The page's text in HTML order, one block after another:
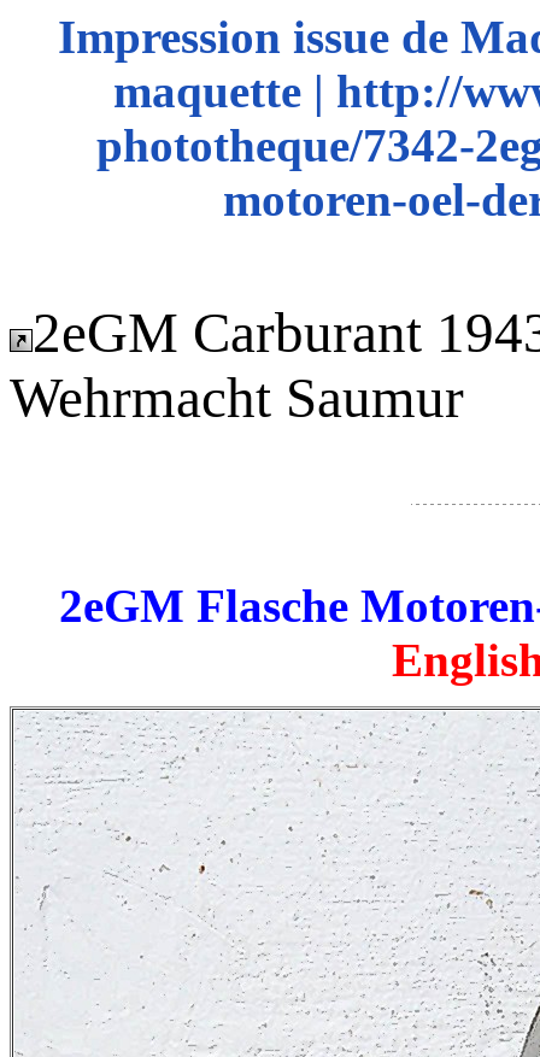
Impression issue de
maquette | http://
phototheque/7342-
motoren-oel-
2eGM Carburant
Wehrmacht Saumur
2eGM Flasche